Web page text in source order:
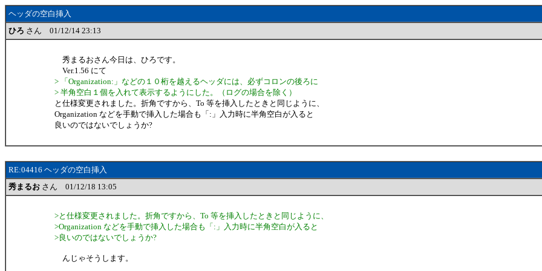
ヘッダの空白挿入
ひろ さん 01/12/14 23:13
秀まるおさん今日は、ひろです。
Ver.1.56 にて
> 「Organization:」などの１０桁を越えるヘッダには、必ずコロンの後ろに
> 半角空白１個を入れて表示するようにした。（ログの場合を除く）
と仕様変更されました。折角ですから、To 等を挿入したときと同じように、
Organization などを手動で挿入した場合も「:」入力時に半角空白が入ると
良いのではないでしょうか?
RE:04416 ヘッダの空白挿入
秀まるお さん 01/12/18 13:05
>と仕様変更されました。折角ですから、To 等を挿入したときと同じように、
>Organization などを手動で挿入した場合も「:」入力時に半角空白が入ると
>良いのではないでしょうか?
んじゃそうします。